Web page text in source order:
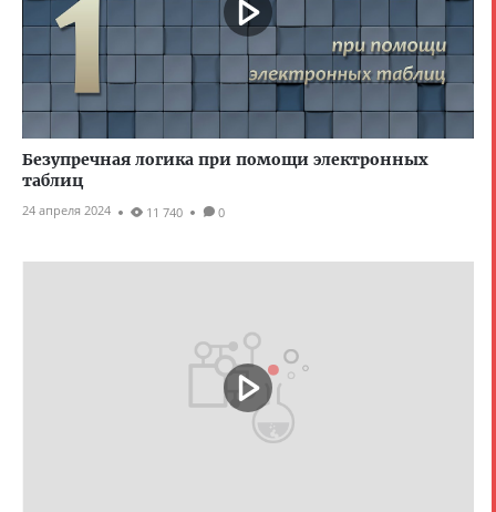
Безупречная логика при помощи электронных
таблиц
24 апреля 2024 11 740 0